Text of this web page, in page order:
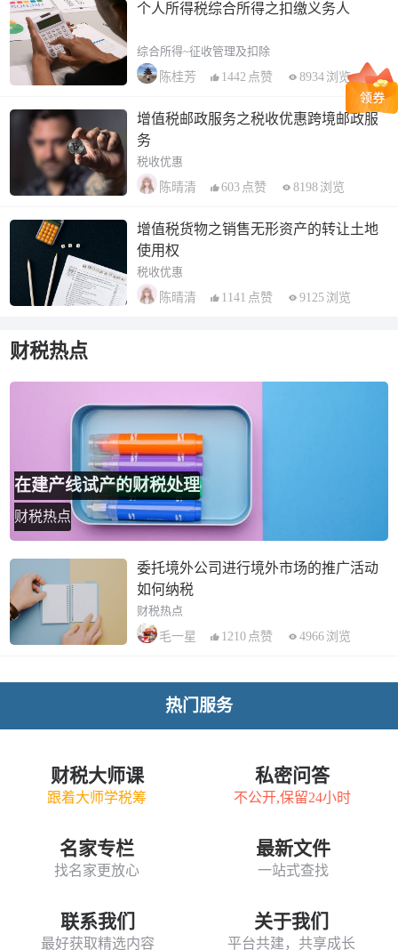
个人所得税综合所得之扣缴义务人
综合所得~征收管理及扣除
陈桂芳
1442 点赞 8934 浏览
增值税邮政服务之税收优惠跨境邮政服
务
税收优惠
陈晴清
603 点赞 8198 浏览
增值税货物之销售无形资产的转让土地
使用权
税收优惠
陈晴清
1141 点赞 9125 浏览
财税热点
在建产线试产的财税处理
财税热点
委托境外公司进行境外市场的推广活动
如何纳税
财税热点
毛一星
1210 点赞 4966 浏览
热门服务
财税大师课
跟着大师学税筹
私密问答
不公开,保留24小时
名家专栏
找名家更放心
最新文件
一站式查找
联系我们
最好获取精选内容
关于我们
平台共建，共享成长